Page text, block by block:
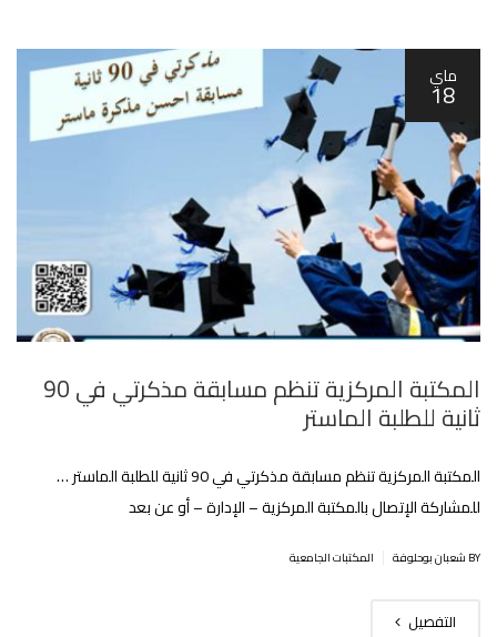
ماي
18
المكتبة المركزية تنظم مسابقة مذكرتي في 90
ثانية للطلبة الماستر
المكتبة المركزية تنظم مسابقة مذكرتي في 90 ثانية للطلبة الماستر …
للمشاركة الإتصال بالمكتبة المركزية – الإدارة – أو عن بعد
BY شعبان بوحلوفة المكتبات الجامعية
التفصيل